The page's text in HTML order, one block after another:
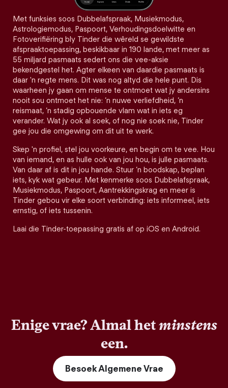
Met funksies soos Dubbelafspraak, Musiekmodus,
Astrologiemodus, Paspoort, Verhoudingsdoelwitte en
Fotoverifiëring bly Tinder die wêreld se gewildste
afspraaktoepassing, beskikbaar in 190 lande, met meer as
55 miljard pasmaats sedert ons die vee-aksie
bekendgestel het. Agter elkeen van daardie pasmaats is
daar 'n regte mens. Dit was nog altyd die hele punt. Dis
waarheen jy gaan om mense te ontmoet wat jy andersins
nooit sou ontmoet het nie: ’n nuwe verliefdheid, ’n
reismaat, ’n stadig opbouende vlam wat in iets eg
verander. Wat jy ook al soek, of nog nie soek nie, Tinder
gee jou die omgewing om dit uit te werk.
Skep 'n profiel, stel jou voorkeure, en begin om te vee. Hou
van iemand, en as hulle ook van jou hou, is julle pasmaats.
Van daar af is dit in jou hande. Stuur ’n boodskap, beplan
iets, kyk wat gebeur. Met kenmerke soos Dubbelafspraak,
Musiekmodus, Paspoort, Aantrekkingskrag en meer is
Tinder gebou vir elke soort verbinding: iets informeel, iets
ernstig, of iets tussenin.
Laai die Tinder-toepassing gratis af op iOS en Android.
Enige vrae? Almal hetminstens
een.
Besoek Algemene Vrae